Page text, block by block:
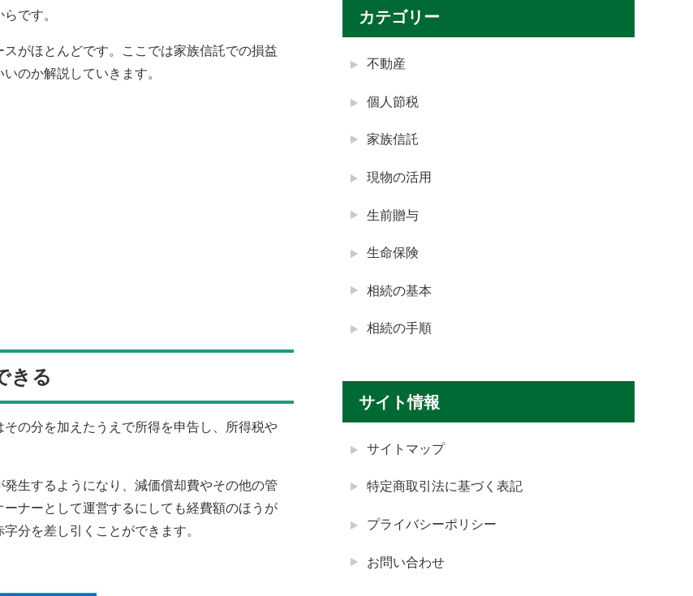
です。
がほとんどです。ここでは家族信託での損益
のか解説していきます。
きる
の分を加えたうえで所得を申告し、所得税や
生するようになり、減価償却費やその他の管
ナーとして運営するにしても経費額のほうが
分を差し引くことができます。
カテゴリー
不動産
個人節税
家族信託
現物の活用
生前贈与
生命保険
相続の基本
相続の手順
サイト情報
サイトマップ
特定商取引法に基づく表記
プライバシーポリシー
お問い合わせ